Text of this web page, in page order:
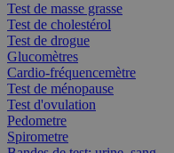
Test de masse grasse
Test de cholestérol
Test de drogue
Glucomètres
Cardio-fréquencemètre
Test de ménopause
Test d'ovulation
Pedometre
Spirometre